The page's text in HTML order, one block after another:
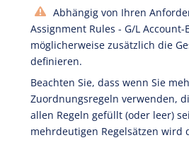
Abhängig von Ihren
Assignment Rules - G/L
möglicherweise zusätzlich die
definieren.
Beachten Sie, dass wenn Sie
Zuordnungsregeln verwenden,
allen Regeln gefüllt (oder leer)
mehrdeutigen Regelsätzen wird